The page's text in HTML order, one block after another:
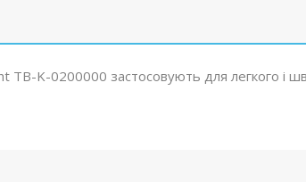
TB-K-0200000 застосовують для легкого і